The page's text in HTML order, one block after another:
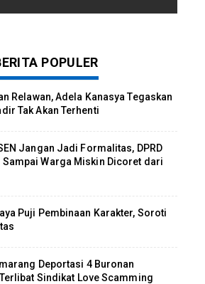
POPULER
Relawan, Adela Kanasya Tegaskan
Tak Akan Terhenti
Jangan Jadi Formalitas, DPRD
Warga Miskin Dicoret dari
Puji Pembinaan Karakter, Soroti
Deportasi 4 Buronan
Sindikat Love Scamming